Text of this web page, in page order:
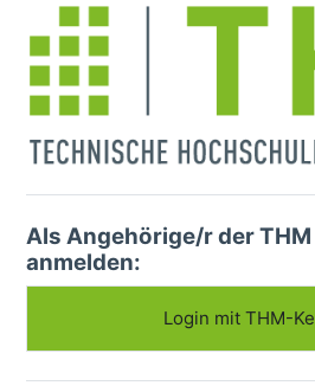
Als Angehörige/r der
anmelden:
Login mit THM-